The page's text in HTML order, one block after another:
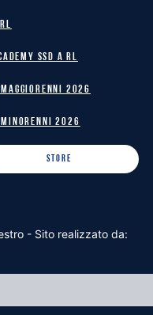
SSD A RL
2026
MINORENNI 2026
STORE
- Sito realizzato da: